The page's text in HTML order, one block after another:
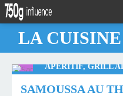
LA
APÉRITIF, GRILL
SAMOUSSA AU